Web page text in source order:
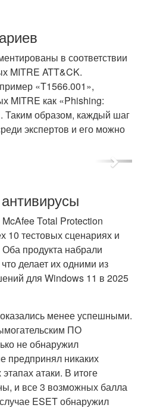
в соответствии
MITRE ATT&CK.
«T1566.001»,
MITRE как «Phishing:
Таким образом, каждый шаг
экспертов и его можно
Next
Total Protection
10 тестовых сценариях и
продукта набрали
делает их одними из
для Windows 11 в 2025
менее успешными.
ПО
не обнаружил
предпринял никаких
атаки. В итоге
и все 3 возможных балла
ESET обнаружил